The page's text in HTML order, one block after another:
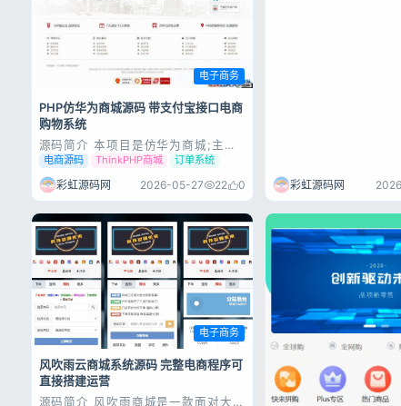
电子商务
PHP仿华为商城源码 带支付宝接口电商
购物系统
源码简介 本项目是仿华为商城;主要
实现了商品首页展示;用户意见;商品
分类列表;商品搜索;商品详细展示;购
物车;订单生成;在线付款;以及个人中
中心完善个人资料；用户修改收货地
品评价;热销商品和最近商品浏览;...
电商源码 ThinkPHP商城 订单系统
彩虹源码网 2026-05-27 22 0 彩虹源码网
电子商务
风吹雨云商城系统源码 完整电商程序可
直接搭建运营
源码简介 风吹雨商城是一款面对大众